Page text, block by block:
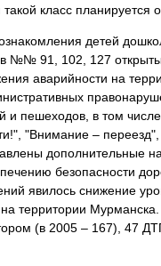
такой класс
детей
№№ 91, 102, 127
аварийности на
и пешеходов, в том
"Внимание –
дополнительные
безопасности
явилось снижение
территории
(в 2005 – 167), 47